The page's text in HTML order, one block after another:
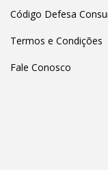
Código Defesa
Termos e Condições
Fale Conosco